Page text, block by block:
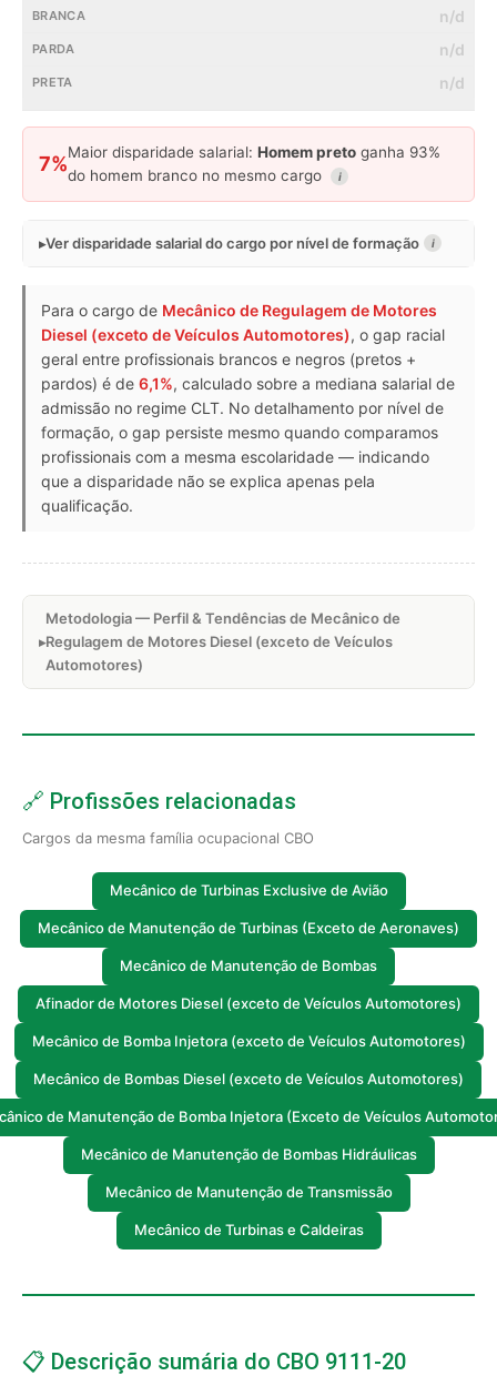
n/d
n/d
n/d
7%
Maior disparidade salarial: Homem preto ganha 93%
do homem branco no mesmo cargo
i
Ver disparidade salarial do cargo por nível de formação i
Para o cargo de Mecânico de Regulagem de Motores
Diesel (exceto de Veículos Automotores), o gap racial
geral entre profissionais brancos e negros (pretos +
pardos) é de 6,1%, calculado sobre a mediana salarial de
admissão no regime CLT. No detalhamento por nível de
formação, o gap persiste mesmo quando comparamos
profissionais com a mesma escolaridade — indicando
que a disparidade não se explica apenas pela
qualificação.
Metodologia — Perfil & Tendências de Mecânico de
Regulagem de Motores Diesel (exceto de Veículos
Automotores)
🔗 Profissões relacionadas
Cargos da mesma família ocupacional CBO
Mecânico de Turbinas Exclusive de Avião
Mecânico de Manutenção de Turbinas (Exceto de Aeronaves)
Mecânico de Manutenção de Bombas
Afinador de Motores Diesel (exceto de Veículos Automotores)
Mecânico de Bomba Injetora (exceto de Veículos Automotores)
Mecânico de Bombas Diesel (exceto de Veículos Automotores)
de Manutenção de Bomba Injetora (Exceto de Veículos
Mecânico de Manutenção de Bombas Hidráulicas
Mecânico de Manutenção de Transmissão
Mecânico de Turbinas e Caldeiras
📋 Descrição sumária do CBO 9111-20